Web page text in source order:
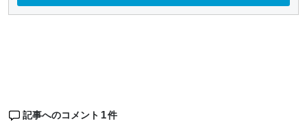
記事へのコメント 1件